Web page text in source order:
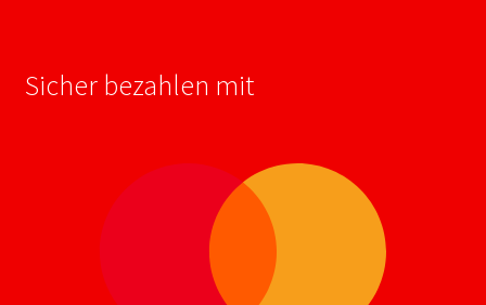
Sicher bezahlen mit